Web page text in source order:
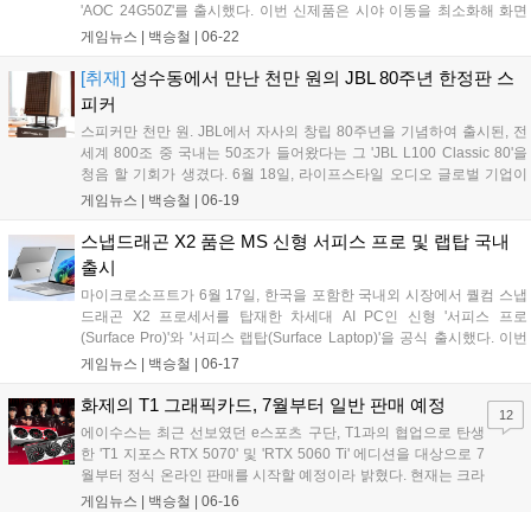
'AOC 24G50Z'를 출시했다. 이번 신제품은 시야 이동을 최소화해 화면
전체를 한눈에 파악할 수 있는 24인치 크기에 가변 주사율 동기화 기술
는 플레이 환경에서 안정적인 화면을 제공하는 것이 특징이다....
게임뉴스 | 백승철 06-22
[취재] 성수동에서 만난 천만 원의 JBL 80주년 한정판 스
피커
스피커만 천만 원. JBL에서 자사의 창립 80주년을 기념하여 출시된, 전
세계 800조 중 국내는 50조가 들어왔다는 그 'JBL L100 Classic 80'을
청음 할 기회가 생겼다. 6월 18일, 라이프스타일 오디오 글로벌 기업이
자 삼성전자의 자회사인 하만의 JBL 브랜드가 서울 성수동 틸테이블에
부터 20일(토) 오전 11시부터 오후 8시까지 더 많은 소비자들과 함께 할
수 있는 팝업 형태로 진행된다고 한다....
게임뉴스 | 백승철 06-19
스냅드래곤 X2 품은 MS 신형 서피스 프로 및 랩탑 국내
출시
마이크로소프트가 6월 17일, 한국을 포함한 국내외 시장에서 퀄컴 스냅
드래곤 X2 프로세서를 탑재한 차세대 AI PC인 신형 '서피스 프로
(Surface Pro)'와 '서피스 랩탑(Surface Laptop)'을 공식 출시했다. 이번
신제품은 최대 80 TOPS 성능의 NPU를 통해 온디바이스와 클라우드를
대폭 끌어올린 것이 특징이다. 국내 론칭을 기념해 네이버 마이크로소프
트 브랜드 스토어 등 주요 온·오프라인 채널에서 할인 및 사은품 증정 프
로모션도 함께 진행한다 밝혔다....
게임뉴스 | 백승철 06-17
화제의 T1 그래픽카드, 7월부터 일반 판매 예정
에이수스는 최근 선보였던 e스포츠 구단, T1과의 협업으로 탄생
한 'T1 지포스 RTX 5070' 및 'RTX 5060 Ti' 에디션을 대상으로 7
월부터 정식 온라인 판매를 시작할 예정이라 밝혔다. 현재는 크라
우드 펀딩 플랫폼, 텀블벅에서 예약 판매를 진행하고 있다. 이번
게임뉴스 | 백승철 06-16
12